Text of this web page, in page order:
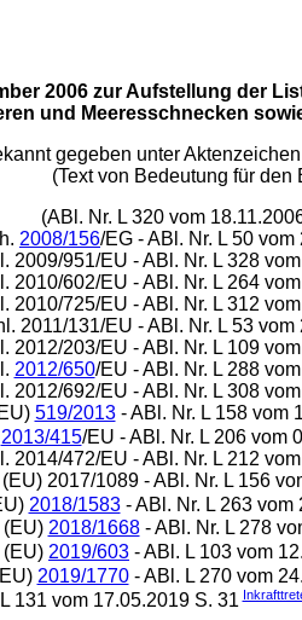
2006 zur Aufstellung der
und Meeresschnecken
gegeben unter
(Text von Bedeutung für den
(ABl. Nr. L 320 vom
2008/156/EG - ABl. Nr. L 50
2009/951/EU - ABl. Nr. L 328
2010/602/EU - ABl. Nr. L 264
2010/725/EU - ABl. Nr. L 312
2011/131/EU - ABl. Nr. L 53 vom
2012/203/EU - ABl. Nr. L 109
2012/650/EU - ABl. Nr. L 288
2012/692/EU - ABl. Nr. L 308
519/2013- ABl. Nr. L 158 vom
2013/415/EU - ABl. Nr. L 206 vom
2014/472/EU - ABl. Nr. L 212
2017/1089 - ABl. Nr. L 156
2018/1583- ABl. Nr. L 263 vom
(EU) 2018/1668- ABl. Nr. L 278
(EU) 2019/603 - ABl. L 103 vom
2019/1770- ABl. L 270 vom
131 vom 17.05.2019 S. 31